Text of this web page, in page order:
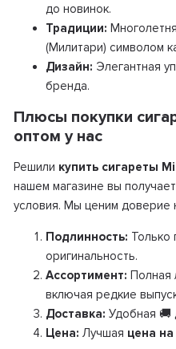
до новинок.
Традиции:
(Милитари) символом
Дизайн: Элегантная
бренда.
Плюсы покупки
оптом у нас
Решили купить сигареты
нашем магазине вы
условия. Мы ценим доверие
Подлинность: Только
оригинальность.
Ассортимент: Полная
включая редкие
Доставка: Удобная 🚚
Цена: Лучшая цена